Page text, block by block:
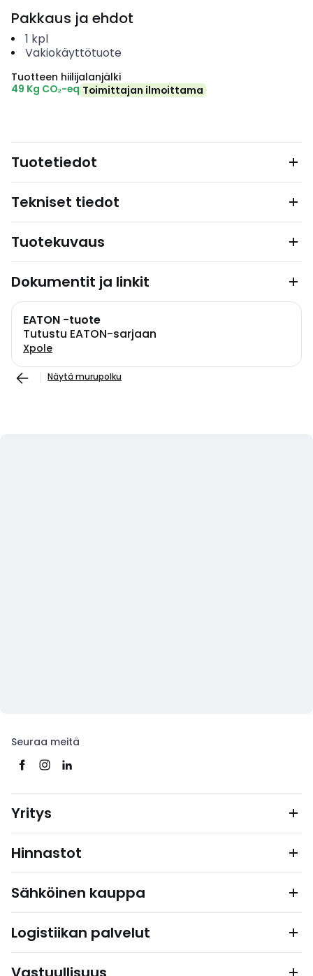
Pakkaus ja ehdot
1 kpl
Vakiokäyttötuote
Tuotteen hiilijalanjälki
49 Kg CO₂-eq Toimittajan ilmoittama
Tuotetiedot
Tekniset tiedot
Tuotekuvaus
Dokumentit ja linkit
EATON -tuote
Tutustu EATON-sarjaan
Xpole
Näytä murupolku
Seuraa meitä
Yritys
Hinnastot
Sähköinen kauppa
Logistiikan palvelut